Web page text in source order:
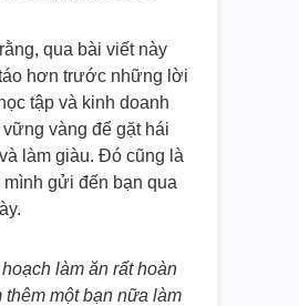
qua bài viết này
hơn trước những lời
tập và kinh doanh
vàng để gặt hái
làm giàu. Đó cũng là
mình gửi đến bạn qua
làm ăn rất hoàn
thêm một bạn nữa làm